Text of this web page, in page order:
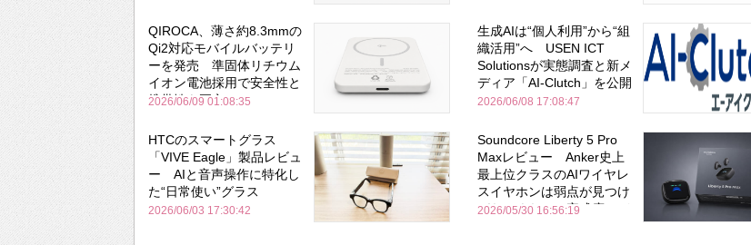
QIROCA、薄さ約8.3mmの
Qi2対応モバイルバッテリ
ーを発売 準固体リチウム
イオン電池採用で安全性と
携帯性を両立
2026/06/09 01:08:35
生成AIは“個人利用”から“組
織活用”へ USEN ICT
Solutionsが実態調査と新メ
ディア「AI-Clutch」を公開
2026/06/08 17:08:47
HTCのスマートグラス
「VIVE Eagle」製品レビュ
ー AIと音声操作に特化し
た“日常使い”グラス
2026/06/03 17:30:42
Soundcore Liberty 5 Pro
Maxレビュー Anker史上
最上位クラスのAIワイヤレ
スイヤホンは弱点が見つけ
づらいくらいの完成度にび
2026/05/30 16:56:19